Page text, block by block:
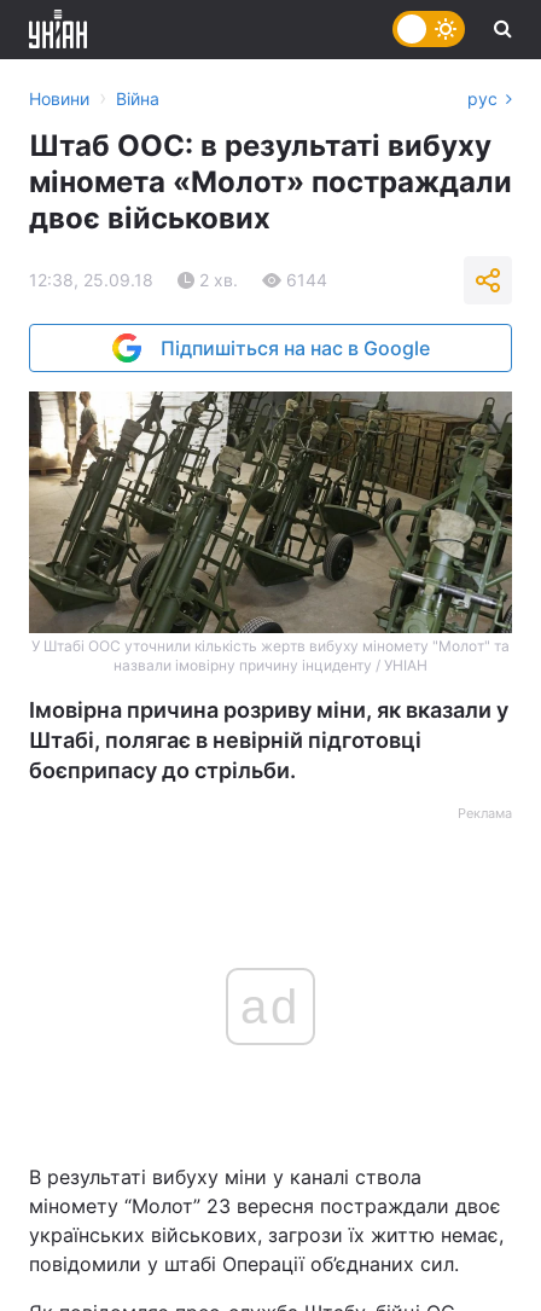
Головна Війна
Україна Політика
Новини › Війна рус
Штаб ООС: в результаті вибуху
міномета «Молот» постраждали
двоє військових
12:38, 25.09.18 2 хв. 6144
Підпишіться на нас в Google
У Штабі ООС уточнили кількість жертв вибуху міномету "Молот" та
назвали імовірну причину інциденту / УНІАН
Імовірна причина розриву міни, як вказали у
Штабі, полягає в невірній підготовці
боєприпасу до стрільби.
Реклама
ad
В результаті вибуху міни у каналі ствола
міномету “Молот” 23 вересня постраждали двоє
українських військових, загрози їх життю немає,
повідомили у штабі Операції об’єднаних сил.